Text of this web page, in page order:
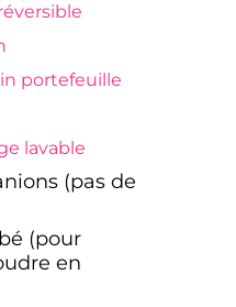
portefeuille
lavable
(pas de
(pour
en